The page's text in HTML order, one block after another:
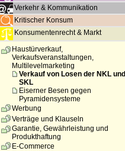
Verkehr & Kommunikation
Kritischer Konsum
Konsumentenrecht & Markt
Haustürverkauf,
Verkaufsveranstaltungen,
Multilevelmarketing
Verkauf von Losen der NKL und
SKL
Eiserner Besen gegen
Pyramidensysteme
Werbung
Verträge und Klauseln
Garantie, Gewährleistung und
Produkthaftung
E-Commerce